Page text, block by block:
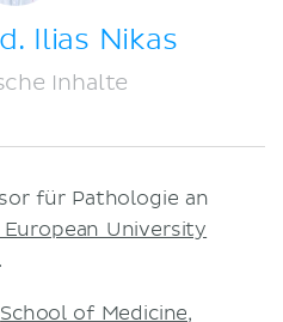
Ilias Nikas
Inhalte
für Pathologie an
University
School of Medicine,